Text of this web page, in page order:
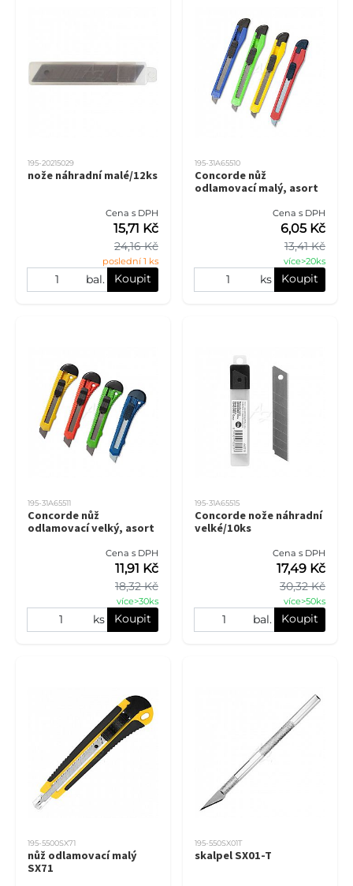
195-20215029
nože náhradní malé/12ks
Cena s DPH
24,16 Kč
15,71 Kč
poslední 1 ks
bal. Koupit
195-31A65510
Concorde nůž
odlamovací malý, asort
Cena s DPH
13,41 Kč
6,05 Kč
více>20ks
ks Koupit
195-31A65511
Concorde nůž
odlamovací velký, asort
Cena s DPH
18,32 Kč
11,91 Kč
více>30ks
ks Koupit
195-31A65515
Concorde nože náhradní
velké/10ks
Cena s DPH
30,32 Kč
17,49 Kč
více>50ks
bal. Koupit
195-5500SX71
nůž odlamovací malý
SX71
195-550SX01T
skalpel SX01-T